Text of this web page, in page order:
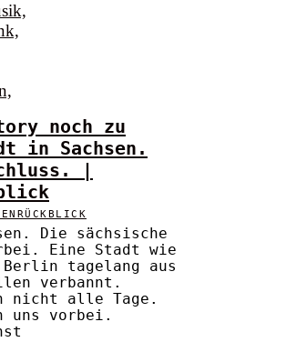
noch zu
in Sachsen.
|
Die sächsische
Eine Stadt wie
Berlin tagelang aus
verbannt.
nicht alle Tage.
uns vorbei.